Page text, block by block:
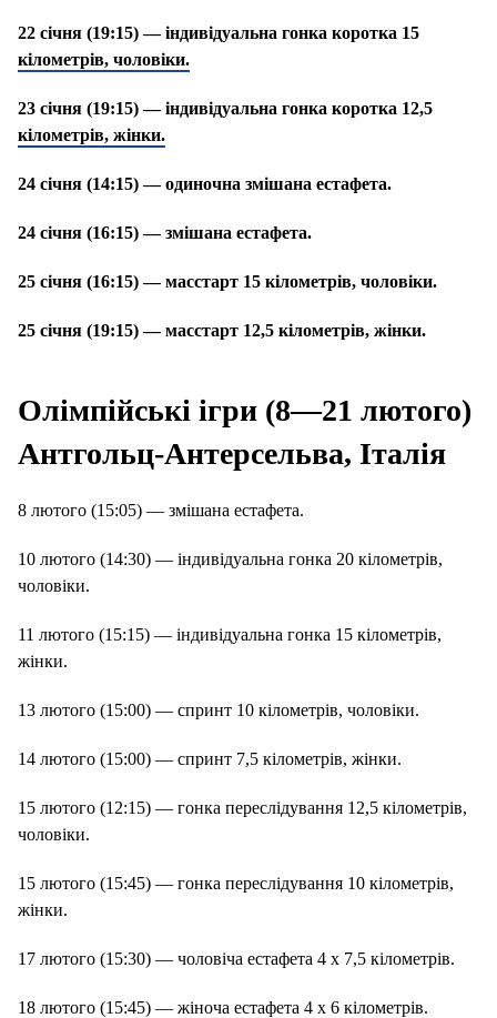
22 січня (19:15) — індивідуальна гонка коротка 15
кілометрів, чоловіки.
23 січня (19:15) — індивідуальна гонка коротка 12,5
кілометрів, жінки.
24 січня (14:15) — одиночна змішана естафета.
24 січня (16:15) — змішана естафета.
25 січня (16:15) — масстарт 15 кілометрів, чоловіки.
25 січня (19:15) — масстарт 12,5 кілометрів, жінки.
Олімпійські ігри (8—21 лютого)
Антгольц-Антерсельва, Італія
8 лютого (15:05) — змішана естафета.
10 лютого (14:30) — індивідуальна гонка 20 кілометрів,
чоловіки.
11 лютого (15:15) — індивідуальна гонка 15 кілометрів,
жінки.
13 лютого (15:00) — спринт 10 кілометрів, чоловіки.
14 лютого (15:00) — спринт 7,5 кілометрів, жінки.
15 лютого (12:15) — гонка переслідування 12,5 кілометрів,
чоловіки.
15 лютого (15:45) — гонка переслідування 10 кілометрів,
жінки.
17 лютого (15:30) — чоловіча естафета 4 х 7,5 кілометрів.
18 лютого (15:45) — жіноча естафета 4 х 6 кілометрів.